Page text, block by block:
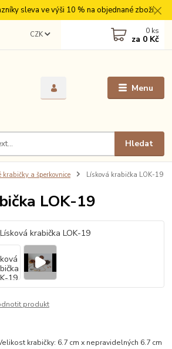
sleva ve výši 10 % na objednané zboží.
Menu
CZK
Hledat
0 ks
za 0 Kč
a šperkovnice Lísková krabička LOK-19
LOK-19
produkt
krabičky: 6.7 cm x nepravidelných 6.7 cm